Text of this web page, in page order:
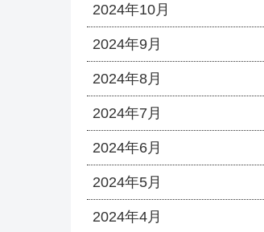
2024年10月
2024年9月
2024年8月
2024年7月
2024年6月
2024年5月
2024年4月